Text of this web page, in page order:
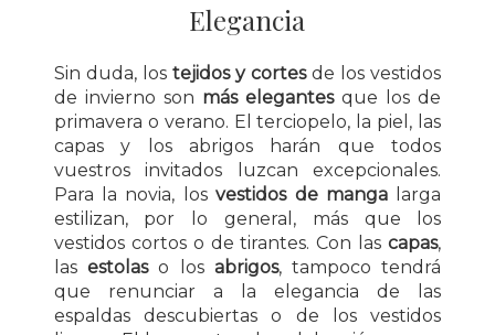
Elegancia
Sin duda, los tejidos y cortesde los vestidos
de invierno son más elegantesque los de
primavera o verano. El terciopelo, la piel, las
capas y los abrigos harán que todos
vuestros invitados luzcan excepcionales.
Para la novia, losvestidos de manga larga
estilizan, por lo general, más que los
vestidos cortos o de tirantes. Con lascapas,
las estolaso los abrigos, tampoco tendrá
que renunciar a la elegancia de las
espaldas descubiertas o de los vestidos